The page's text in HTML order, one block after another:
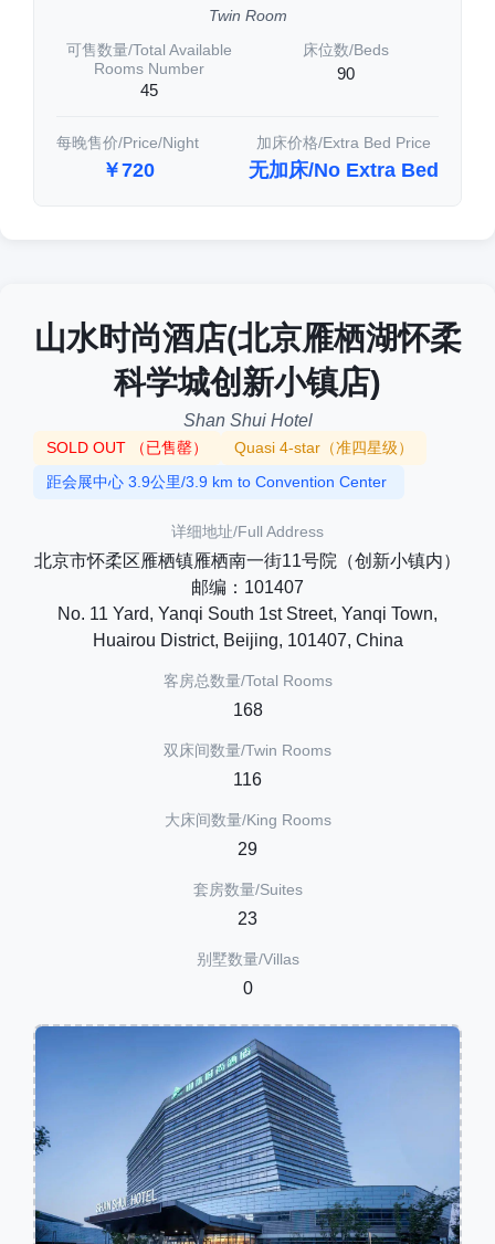
Twin Room
可售数量/Total Available
Rooms Number
45
床位数/Beds
90
每晚售价/Price/Night
￥720
加床价格/Extra Bed Price
无加床/No Extra Bed
山水时尚酒店(北京雁栖湖怀柔
科学城创新小镇店)
Shan Shui Hotel
SOLD OUT （已售罄）
Quasi 4-star（准四星级）
距会展中心 3.9公里/3.9 km to Convention Center
详细地址/Full Address
北京市怀柔区雁栖镇雁栖南一街11号院（创新小镇内）
邮编：101407
No. 11 Yard, Yanqi South 1st Street, Yanqi Town,
Huairou District, Beijing, 101407, China
客房总数量/Total Rooms
168
双床间数量/Twin Rooms
116
大床间数量/King Rooms
29
套房数量/Suites
23
别墅数量/Villas
0